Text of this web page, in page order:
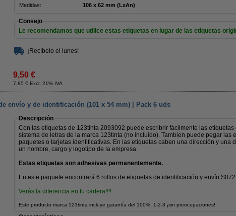
Medidas:
106 x 62 mm (LxAn)
Consejo
Le recomendamos que utilice estas etiquetas en lugar de las etiquetas
¡Recíbelo el lunes!
9,50 €
7,85 € Excl. 21% IVA
envío y de identificación (101 x 54 mm) | Pack 6 uds
Descripción
Con las etiquetas de 123tinta 2093092 puede escribrir fácilmente las
sistema de letras de la marca 123tinta (no incluido). Tambien puede pegar las
paquetes o tarjetas identificativas. En las etiquetas caben una dirección y una
un nombre, cargo y logotipo de la empresa.
Estas etiquetas son adhesivas permanentemente.
En este paquete encontrará 6 rollos de etiquetas de identificación y envío
Verás la diferencia en tu cartera!!!!
Este producto marca 123tinta incluye garantía del 100%. 1-2-3 ¡sin preocupaciones!